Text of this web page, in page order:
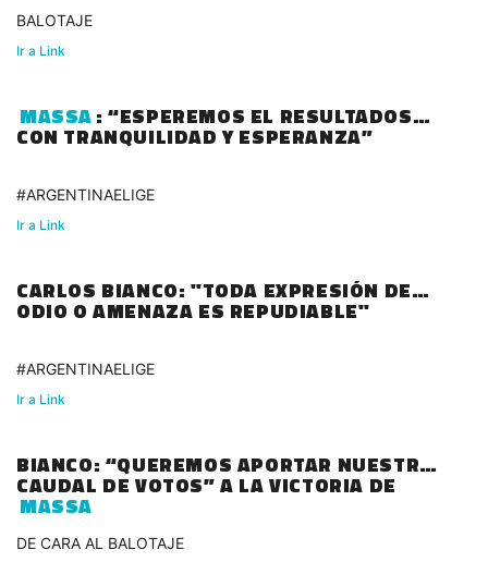
BALOTAJE
Ir a Link
MASSA: “ESPEREMOS EL RESULTADOS
CON TRANQUILIDAD Y ESPERANZA”
#ARGENTINAELIGE
Ir a Link
CARLOS BIANCO: "TODA EXPRESIÓN DE
ODIO O AMENAZA ES REPUDIABLE"
#ARGENTINAELIGE
Ir a Link
BIANCO: “QUEREMOS APORTAR NUESTRO
CAUDAL DE VOTOS” A LA VICTORIA DE
MASSA
DE CARA AL BALOTAJE